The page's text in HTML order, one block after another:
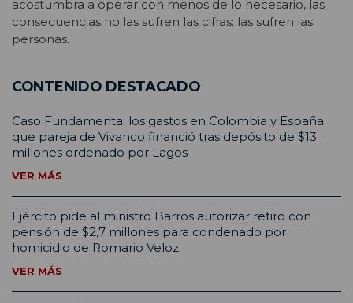
acostumbra a operar con menos de lo necesario, las
consecuencias no las sufren las cifras: las sufren las
personas.
CONTENIDO DESTACADO
Caso Fundamenta: los gastos en Colombia y España
que pareja de Vivanco financió tras depósito de $13
millones ordenado por Lagos
VER MÁS
Ejército pide al ministro Barros autorizar retiro con
pensión de $2,7 millones para condenado por
homicidio de Romario Veloz
VER MÁS